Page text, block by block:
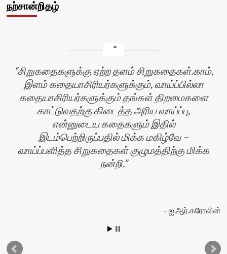
நற்சான்றிதழ்
சிறுகதைகளுக்கு ஏற்ற தளம் சிறுகதைகள்.காம்,
இளம் கதையாசிரியர்களுக்கும், வாய்ப்பில்லா
கதையாசிரியர்களுக்கும் தங்கள் திறமைகளை
காட்டுவதற்கு கிடைத்த அரிய வாய்ப்பு,
என்னுடைய கதைகளும் இதில்
இடம்பெற்றிருப்பதில் மிக்க மகிழ்வே –
வாய்ப்பளித்த சிறுகதைகள் குழுமத்திற்கு மிக்க
நன்றி.
ஐ.ஆர்.கரோலின்